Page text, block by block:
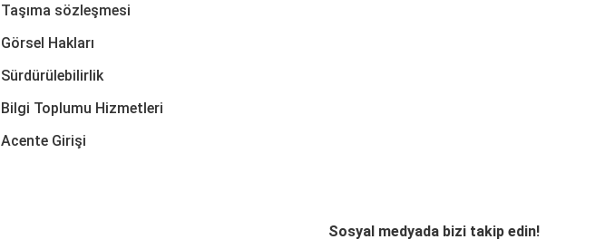
Taşıma sözleşmesi
Görsel Hakları
Sürdürülebilirlik
Bilgi Toplumu Hizmetleri
Acente Girişi
Sosyal medyada bizi takip edin!